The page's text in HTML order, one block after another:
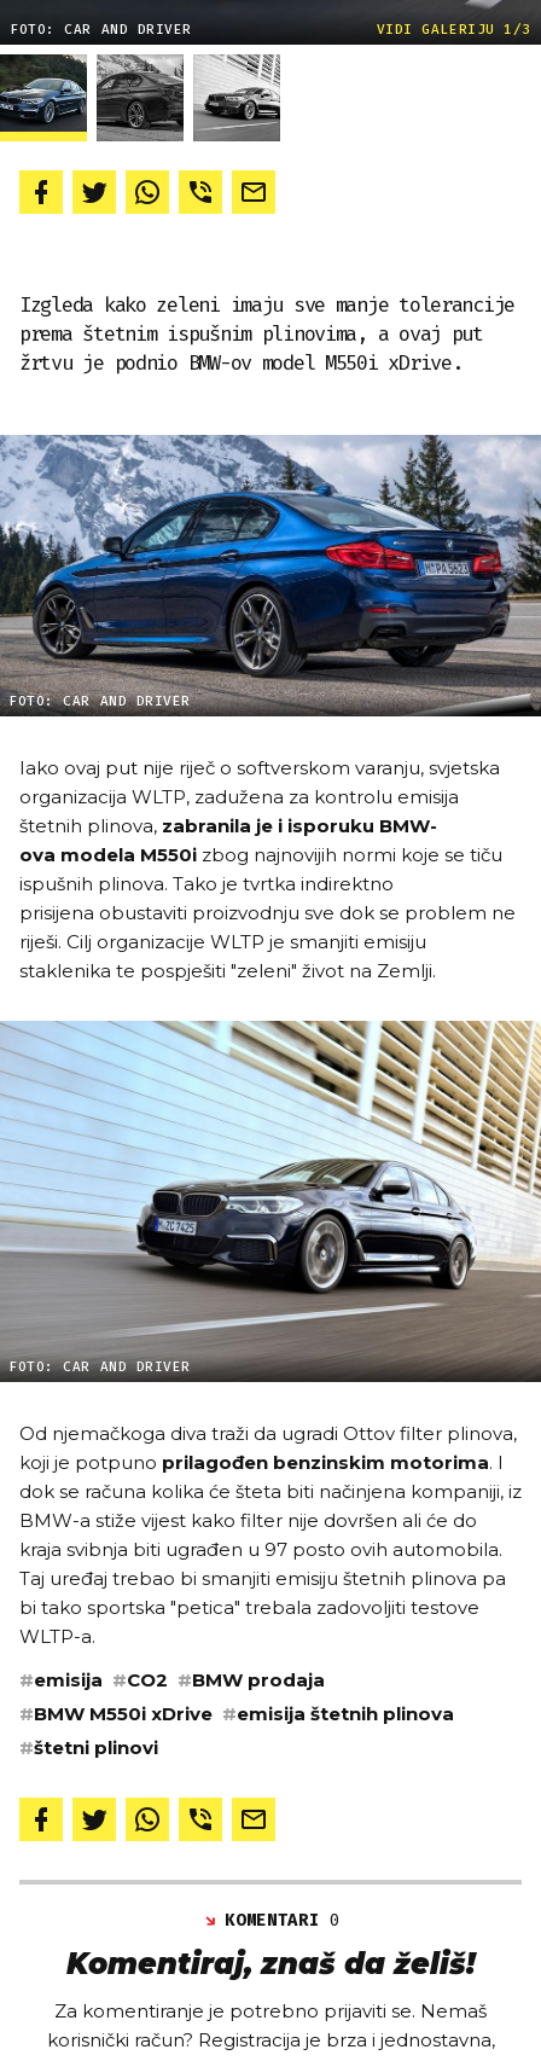
FOTO: CAR AND DRIVER VIDI GALERIJU 1/3
Izgleda kako zeleni imaju sve manje tolerancije
prema štetnim ispušnim plinovima, a ovaj put
žrtvu je podnio BMW-ov model M550i xDrive.
FOTO: CAR AND DRIVER
Iako ovaj put nije riječ o softverskom varanju, svjetska
organizacija WLTP, zadužena za kontrolu emisija
štetnih plinova, zabranila je i isporuku BMW-
ova modela M550i zbog najnovijih normi koje se tiču
ispušnih plinova. Tako je tvrtka indirektno
prisijena obustaviti proizvodnju sve dok se problem ne
riješi. Cilj organizacije WLTP je smanjiti emisiju
staklenika te pospješiti "zeleni" život na Zemlji.
FOTO: CAR AND DRIVER
Od njemačkoga diva traži da ugradi Ottov filter plinova,
koji je potpuno prilagođen benzinskim motorima. I
dok se računa kolika će šteta biti načinjena kompaniji, iz
BMW-a stiže vijest kako filter nije dovršen ali će do
kraja svibnja biti ugrađen u 97 posto ovih automobila.
Taj uređaj trebao bi smanjiti emisiju štetnih plinova pa
bi tako sportska "petica" trebala zadovoljiti testove
WLTP-a.
#emisija #CO2 #BMW prodaja
#BMW M550i xDrive #emisija štetnih plinova
#štetni plinovi
KOMENTARI0
Komentiraj, znaš da želiš!
Za komentiranje je potrebno prijaviti se. Nemaš
korisnički račun? Registracija je brza i jednostavna,